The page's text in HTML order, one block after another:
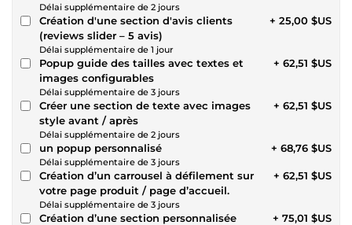
Délai supplémentaire de 2 jours
Création d'une section d'avis clients
(reviews slider – 5 avis)
Délai supplémentaire de 1 jour
+ 25,00 $US
Popup guide des tailles avec textes et
images configurables
Délai supplémentaire de 3 jours
+ 62,51 $US
Créer une section de texte avec images
style avant / après
Délai supplémentaire de 2 jours
+ 62,51 $US
un popup personnalisé
Délai supplémentaire de 3 jours
+ 68,76 $US
Création d’un carrousel à défilement sur
votre page produit / page d’accueil.
Délai supplémentaire de 3 jours
+ 62,51 $US
Création d’une section personnalisée
+ 75,01 $US